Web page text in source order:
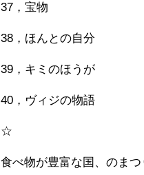
37，宝物
38，ほんとの自分
39，キミのほうが
40，ヴィジの物語
☆
食べ物が豊富な国、のま